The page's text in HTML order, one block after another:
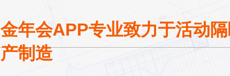
金年会APP专业致力于活动
产制造